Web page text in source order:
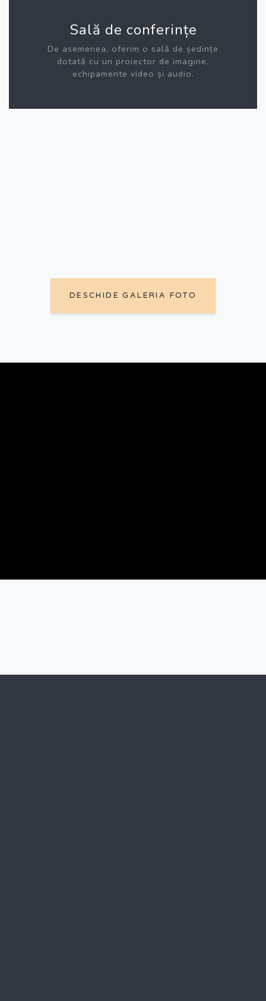
Sală de conferințe
De asemenea, oferim o sală de ședințe
dotată cu un proiector de imagine,
echipamente video și audio.
DESCHIDE GALERIA FOTO